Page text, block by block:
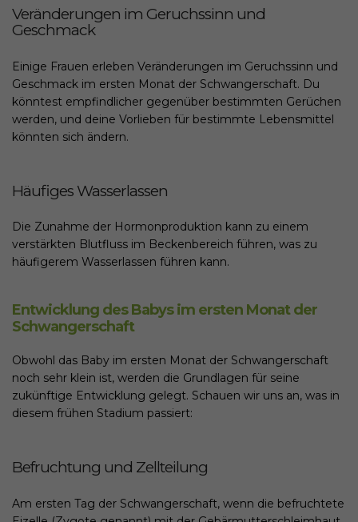
Veränderungen im Geruchssinn und
Geschmack
Einige Frauen erleben Veränderungen im Geruchssinn und
Geschmack im ersten Monat der Schwangerschaft. Du
könntest empfindlicher gegenüber bestimmten Gerüchen
werden, und deine Vorlieben für bestimmte Lebensmittel
könnten sich ändern.
Häufiges Wasserlassen
Die Zunahme der Hormonproduktion kann zu einem
verstärkten Blutfluss im Beckenbereich führen, was zu
häufigerem Wasserlassen führen kann.
Entwicklung des Babys im ersten Monat der
Schwangerschaft
Obwohl das Baby im ersten Monat der Schwangerschaft
noch sehr klein ist, werden die Grundlagen für seine
zukünftige Entwicklung gelegt. Schauen wir uns an, was in
diesem frühen Stadium passiert:
Befruchtung und Zellteilung
Am ersten Tag der Schwangerschaft, wenn die befruchtete